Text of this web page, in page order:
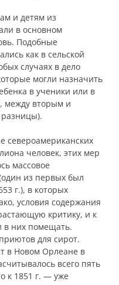
и детям из
в основном
Подобные
как в сельской
случаях в дело
могли назначить
в ученики или в
между вторым и
североамериканских
человек, этих мер
массовое
из первых был
г.), в которых
условия содержания
критику, и к
в них помещать.
для сирот.
в Новом Орлеане в
всего пять
к 1851 г. — уже